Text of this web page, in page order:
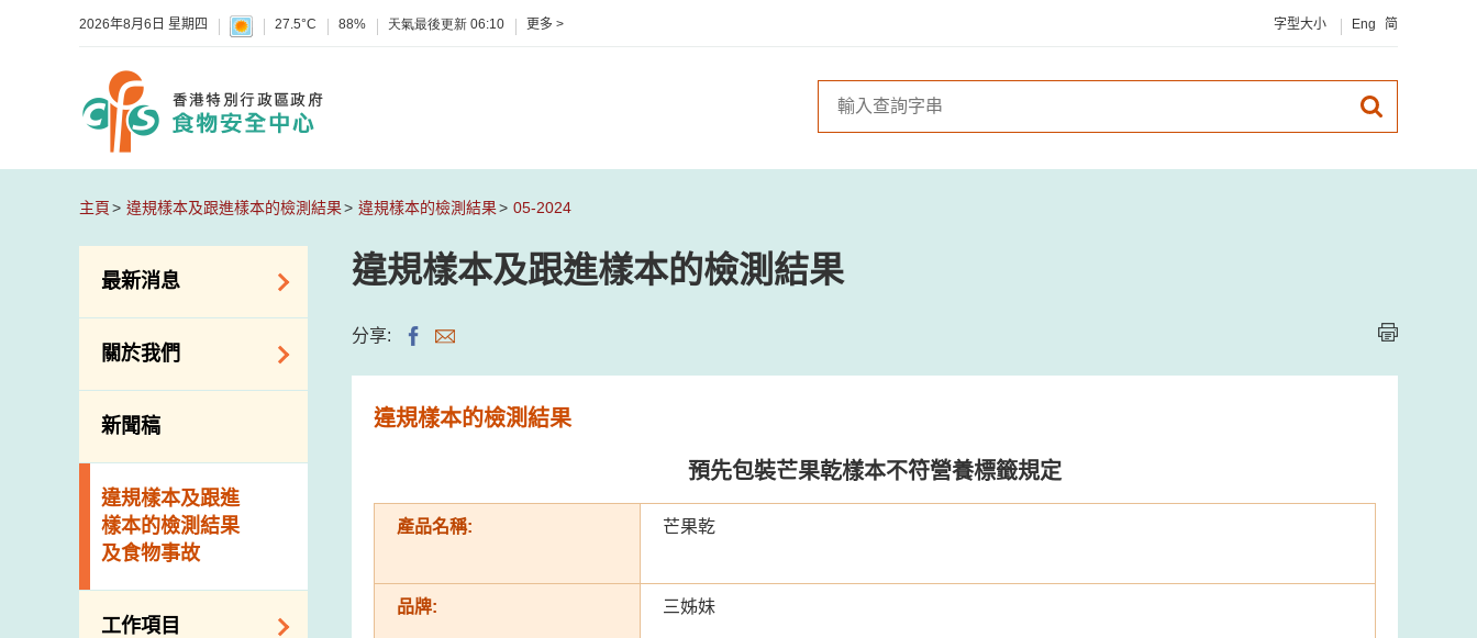
2026年8月6日 星期四 27.5°C 88% 天氣最後更新 06:10 更多 > 字型大小 Eng 简
主頁 違規樣本及跟進樣本的檢測結果 違規樣本的檢測結果 05-2024
最新消息
食物警報 / 致敏物
警報
活動
關於我們
組織結構
介紹短片
新聞稿
違規樣本及跟進
樣本的檢測結果
及食物事故
工作項目
違規樣本及跟進樣本的檢測結果
分享:
違規樣本的檢測結果
預先包裝芒果乾樣本不符營養標籤規定
產品名稱: 芒果乾
品牌: 三姊妹